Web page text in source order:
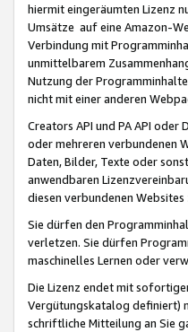
hiermit eingeräumten Lizenz
Umsätze auf eine Amazon-
Verbindung mit
unmittelbarem
Nutzung der
nicht mit einer anderen
Creators API und PA API
oder mehreren verbundenen
Daten, Bilder, Texte oder
anwendbaren
diesen verbundenen
Sie dürfen den
verletzen. Sie dürfen
maschinelles Lernen oder
Die Lizenz endet mit
Vergütungskatalog definiert)
schriftliche Mitteilung an Sie